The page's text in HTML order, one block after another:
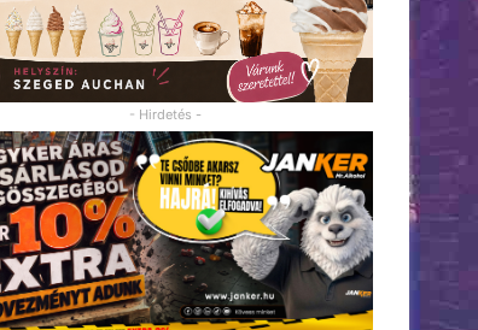
- Hirdetés -